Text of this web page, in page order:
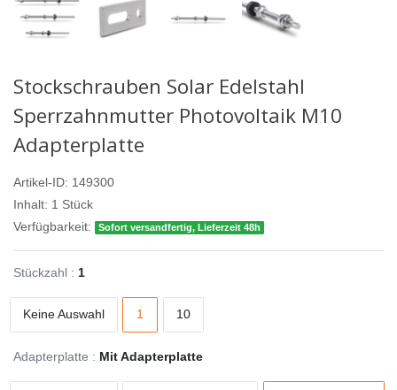
Stockschrauben Solar Edelstahl
Sperrzahnmutter Photovoltaik M10
Adapterplatte
Artikel-ID: 149300
Inhalt: 1 Stück
Verfügbarkeit:
Sofort versandfertig, Lieferzeit 48h
Stückzahl : 1
Keine Auswahl 1 10
Adapterplatte : Mit Adapterplatte